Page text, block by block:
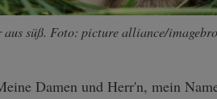
aus süß. Foto: picture alliance/
Damen und Herr'n, mein